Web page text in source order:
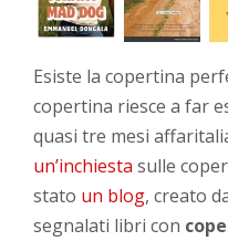
Esiste la copertina
copertina riesce a far
quasi tre mesi
un’inchiesta sulle
stato un blog, creato
segnalati libri con